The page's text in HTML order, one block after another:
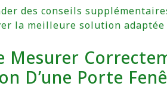
des conseils
la meilleure solution adaptée
Mesurer
D’une Porte